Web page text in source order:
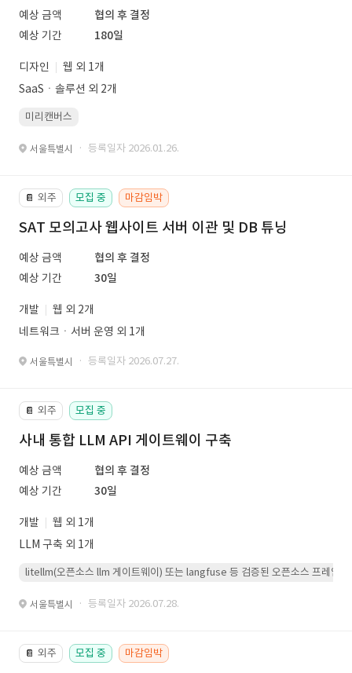
예상 금액
협의 후 결정
예상 기간
180일
디자인
웹 외 1개
SaaSㆍ솔루션 외 2개
미리캔버스
서울특별시 · 등록일자 2026.01.26.
📔 외주 모집 중 마감임박
SAT 모의고사 웹사이트 서버 이관 및 DB 튜닝
예상 금액
협의 후 결정
예상 기간
30일
개발
웹 외 2개
네트워크ㆍ서버 운영 외 1개
서울특별시 · 등록일자 2026.07.27.
📔 외주 모집 중
사내 통합 LLM API 게이트웨이 구축
예상 금액
협의 후 결정
예상 기간
30일
개발
웹 외 1개
LLM 구축 외 1개
litellm(오픈소스 llm 게이트웨이) 또는 langfuse 등 검증된 오픈소스 프레임워
서울특별시 · 등록일자 2026.07.28.
📔 외주 모집 중 마감임박